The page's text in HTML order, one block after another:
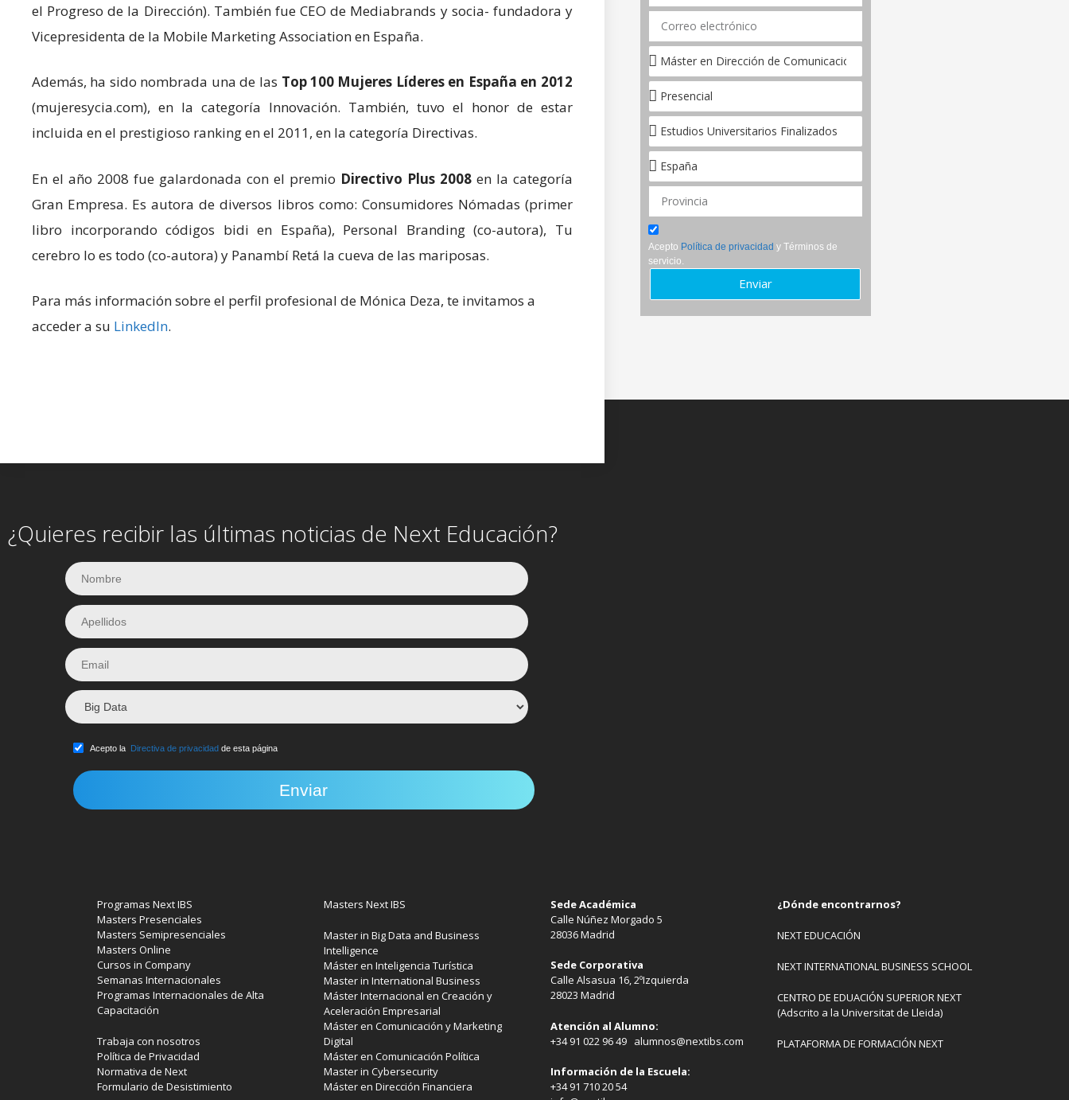
el Progreso de la Dirección). También fue CEO de Mediabrands y socia- fundadora y
Vicepresidenta de la Mobile Marketing Association en España.
Además, ha sido nombrada una de las Top 100 Mujeres Líderes en España en 2012
(mujeresycia.com), en la categoría Innovación. También, tuvo el honor de estar
incluida en el prestigioso ranking en el 2011, en la categoría Directivas.
En el año 2008 fue galardonada con el premio Directivo Plus 2008 en la categoría
Gran Empresa. Es autora de diversos libros como: Consumidores Nómadas (primer
libro incorporando códigos bidi en España), Personal Branding (co-autora), Tu
cerebro lo es todo (co-autora) y Panambí Retá la cueva de las mariposas.
Para más información sobre el perfil profesional de Mónica Deza, te invitamos a
acceder a su LinkedIn.
Acepto Política de privacidad y Términos de
servicio.
Enviar
¿Quieres recibir las últimas noticias de Next Educación?
Acepto la Directiva de privacidadde esta página
Programas Next IBS
Masters Presenciales
Masters Semipresenciales
Masters Online
Cursos in Company
Semanas Internacionales
Programas Internacionales de Alta
Capacitación
Trabaja con nosotros
Política de Privacidad
Normativa de Next
Formulario de Desistimiento
Masters Next IBS
Master in Big Data and Business
Intelligence
Máster en Inteligencia Turística
Master in International Business
Máster Internacional en Creación y
Aceleración Empresarial
Máster en Comunicación y Marketing
Digital
Máster en Comunicación Política
Master in Cybersecurity
Máster en Dirección Financiera
Sede Académica
Calle Núñez Morgado 5
28036 Madrid
Sede Corporativa
Calle Alsasua 16, 2ºIzquierda
28023 Madrid
Atención al Alumno:
+34 91 022 96 49 alumnos@nextibs.com
Información de la Escuela:
+34 91 710 20 54
¿Dónde encontrarnos?
NEXT EDUCACIÓN
NEXT INTERNATIONAL BUSINESS SCHOOL
CENTRO DE EDUACIÓN SUPERIOR NEXT
(Adscrito a la Universitat de Lleida)
PLATAFORMA DE FORMACIÓN NEXT